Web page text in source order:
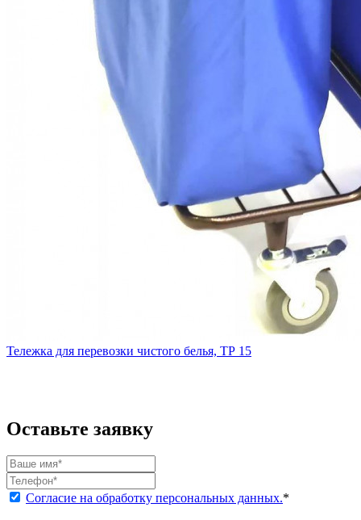
Тележка для перевозки чистого белья, ТР 15
Оставьте заявку
Согласие на обработку персональных данных.*